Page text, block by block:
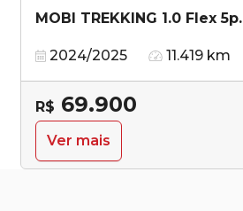
MOBI TREKKING 1.0 Flex 5p.
2024/2025 11.419 km
R$ 69.900
Ver mais